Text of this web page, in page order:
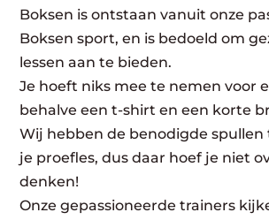
Boksen is ontstaan vanuit onze
Boksen sport, en is bedoeld om
lessen aan te bieden.
Je hoeft niks mee te nemen voor
behalve een t-shirt en een korte
Wij hebben de benodigde spullen
je proefles, dus daar hoef je niet
denken!
Onze gepassioneerde trainers